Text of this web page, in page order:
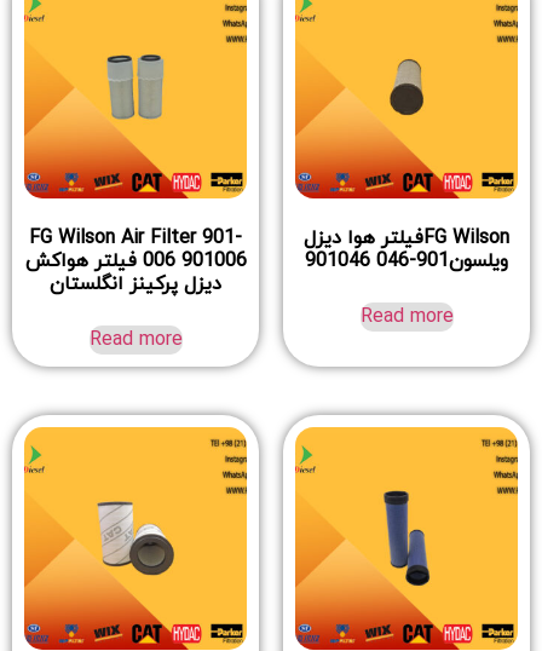
FG Wilsonفیلتر هوا دیزل
ویلسون901-046 901046
Read more
FG Wilson Air Filter 901-
006 901006 فیلتر هواکش
دیزل پرکینز انگلستان
Read more